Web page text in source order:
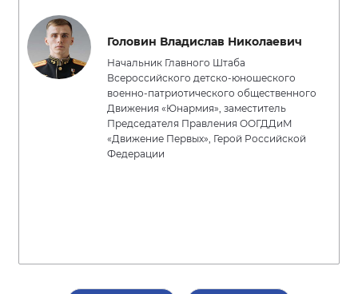
Головин Владислав Николаевич
Начальник Главного Штаба
Всероссийского детско-юношеского
военно-патриотического общественного
Движения «Юнармия», заместитель
Председателя Правления ООГДДиМ
«Движение Первых», Герой Российской
Федерации